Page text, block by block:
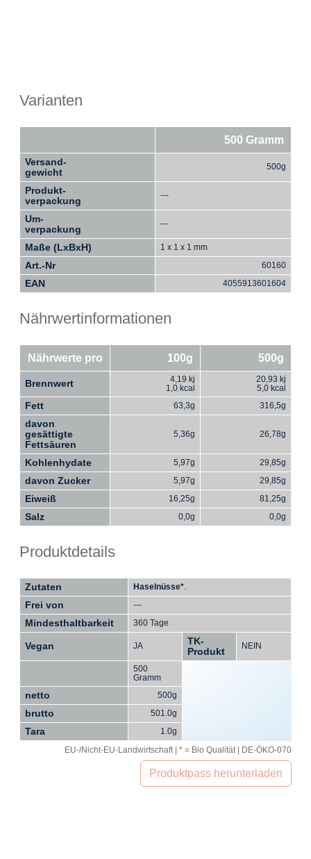
Varianten
500 Gramm
Versand-
gewicht
500g
Produkt-
verpackung
---
Um-
verpackung
---
Maße (LxBxH) 1 x 1 x 1 mm
Art.-Nr 60160
EAN 4055913601604
Nährwertinformationen
Nährwerte pro 100g 500g
Brennwert
4,19 kj
1,0 kcal
20,93 kj
5,0 kcal
Fett 63,3g 316,5g
davon
gesättigte
Fettsäuren
5,36g 26,78g
Kohlenhydate 5,97g 29,85g
davon Zucker 5,97g 29,85g
Eiweiß 16,25g 81,25g
Salz 0,0g 0,0g
Produktdetails
Zutaten Haselnüsse*.
Frei von ---
Mindesthaltbarkeit 360 Tage
Vegan JA
TK-
Produkt
NEIN
500
Gramm
netto 500g
brutto 501.0g
Tara
1.0g
EU-/Nicht-EU-Landwirtschaft | * = Bio Qualität | DE-ÖKO-070
Produktpass herunterladen